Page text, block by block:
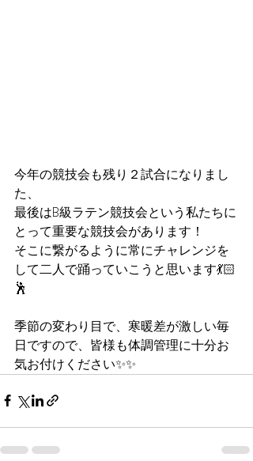
今年の競技会も残り２試合になりまし
た、
最後はB級ラテン競技会という私たちに
とって重要な競技会があります！
そこに繋がるように常にチャレンジを
して二人で踊っていこうと思います💃🏻
🕺
季節の変わり目で、寒暖差が激しい毎
日ですので、皆様も体調管理に十分お
気お付けください✨✨